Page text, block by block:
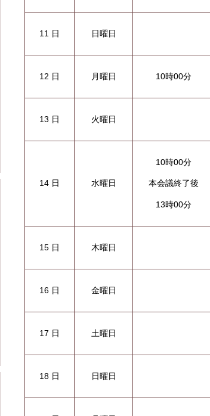
11 日 日曜日
12 日 月曜日 10時00分
13 日 火曜日
14 日 水曜日
10時00分
本会議終了後
13時00分
15 日 木曜日
16 日 金曜日
17 日 土曜日
18 日 日曜日